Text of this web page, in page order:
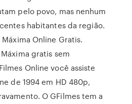
pelo povo, mas nenhum
habitantes da região.
Online Gratis.
gratis sem
Online você assiste
de 1994 em HD 480p,
O GFilmes tem a